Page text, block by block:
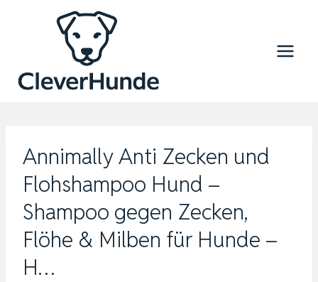
Annimally Anti Zecken und
Flohshampoo Hund –
Shampoo gegen Zecken,
Flöhe & Milben für Hunde –
H…